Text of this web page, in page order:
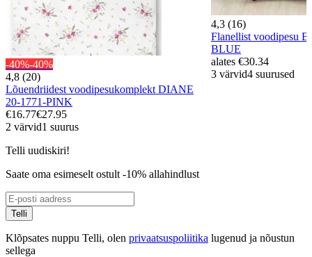
-40%-40%
4,8 (20)
Lõuendriidest voodipesukomplekt DIANE
20-1771-PINK
€16.77€27.95
2 värvid1 suurus
4,3 (16)
Flanellist voodipesu
BLUE
alates €30.34
3 värvid4 suurused
Telli uudiskiri!
Saate oma esimeselt ostult -10% allahindlust
Telli
Klõpsates nuppu Telli, olen privaatsuspoliitika lugenud ja nõustun
sellega